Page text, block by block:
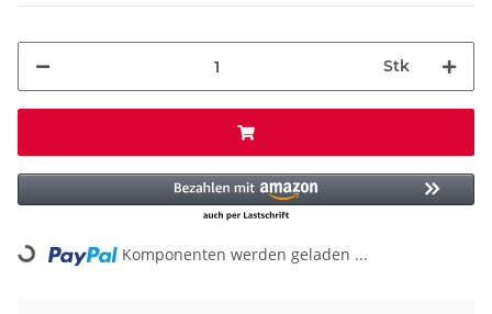
Stk
Loading... Komponenten werden geladen ...